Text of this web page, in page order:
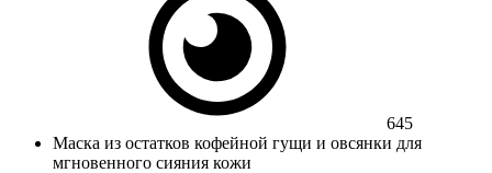
645
Маска из остатков кофейной гущи и овсянки для
мгновенного сияния кожи